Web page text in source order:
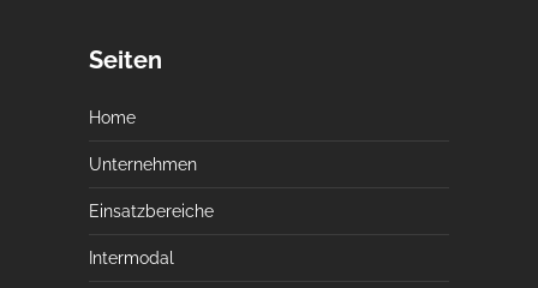
Seiten
Home
Unternehmen
Einsatzbereiche
Intermodal